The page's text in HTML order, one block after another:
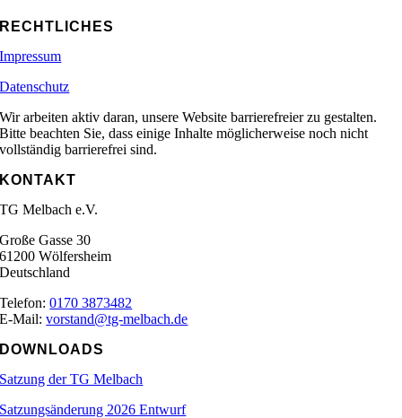
RECHTLICHES
Impressum
Datenschutz
Wir arbeiten aktiv daran, unsere Website barrierefreier zu gestalten.
Bitte beachten Sie, dass einige Inhalte möglicherweise noch nicht
vollständig barrierefrei sind.
KONTAKT
TG Melbach e.V.
Große Gasse 30
61200 Wölfersheim
Deutschland
Telefon:0170 3873482
E-Mail:vorstand@tg-melbach.de
DOWNLOADS
Satzung der TG Melbach
Satzungsänderung 2026 Entwurf